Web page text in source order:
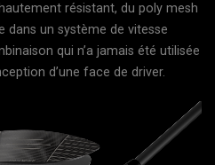
résistant, du poly mesh
dans un système de vitesse
qui n’a jamais été utilisée
d’une face de driver.